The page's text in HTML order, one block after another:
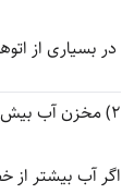
در بسیاری از
2) مخزن آب بیش از حد پر شده است
اگر آب بیشتر از